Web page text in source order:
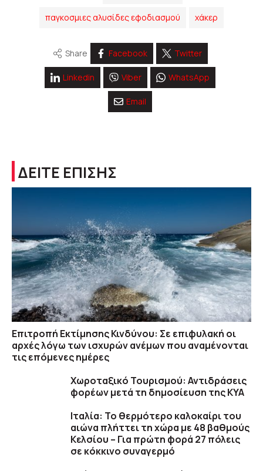
παγκοσμιες αλυσίδες εφοδιασμού χάκερ
Share Facebook Twitter
Linkedin Viber WhatsApp
Email
ΔΕΙΤΕ ΕΠΙΣΗΣ
Επιτροπή Εκτίμησης Κινδύνου: Σε επιφυλακή οι
αρχές λόγω των ισχυρών ανέμων που αναμένονται
τις επόμενες ημέρες
Χωροταξικό Τουρισμού: Αντιδράσεις
φορέων μετά τη δημοσίευση της ΚΥΑ
Ιταλία: Το θερμότερο καλοκαίρι του
αιώνα πλήττει τη χώρα με 48 βαθμούς
Κελσίου – Για πρώτη φορά 27 πόλεις
σε κόκκινο συναγερμό